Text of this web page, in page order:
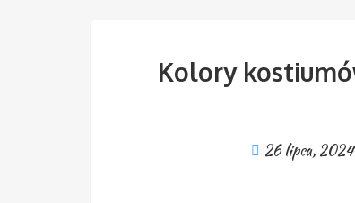
Kolory
26 lipca, 2024